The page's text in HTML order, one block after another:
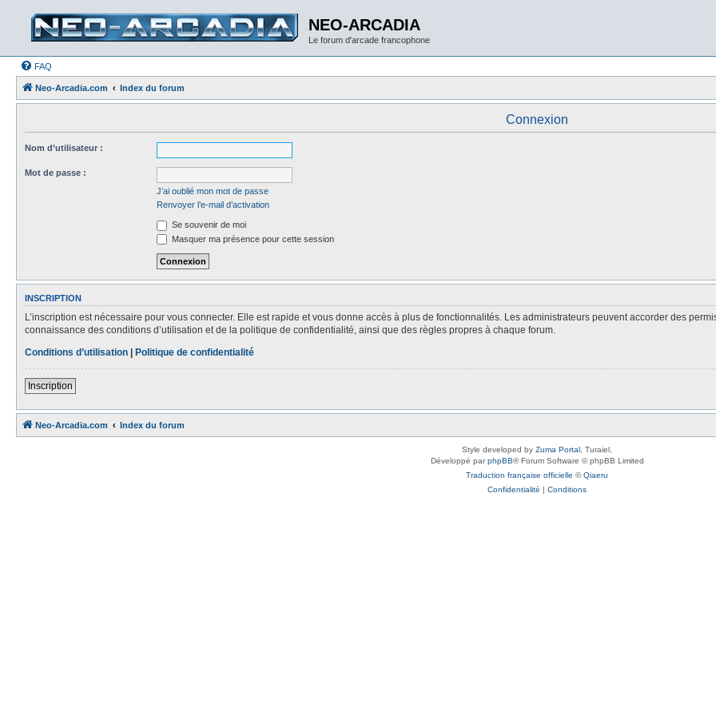
NEO-ARCADIA
Le forum d'arcade francophone
FAQ
Neo-Arcadia.com Index du forum
Connexion
Nom d’utilisateur :
Mot de passe :
J’ai oublié mon mot de passe
Renvoyer l’e-mail d’activation
Se souvenir de moi
Masquer ma présence pour cette session
INSCRIPTION
L’inscription est nécessaire pour vous connecter. Elle est rapide et vous donne accès à plus de fonctionnalités. Les administrateurs peuvent accorder des
connaissance des conditions d’utilisation et de la politique de confidentialité, ainsi que des règles propres à chaque forum.
Conditions d’utilisation | Politique de confidentialité
Inscription
Neo-Arcadia.com Index du forum
Style developed by Zuma Portal , Turaiel,
Développé parphpBB® Forum Software © phpBB Limited
Traduction française officielle ©Qiaeru
Confidentialité | Conditions